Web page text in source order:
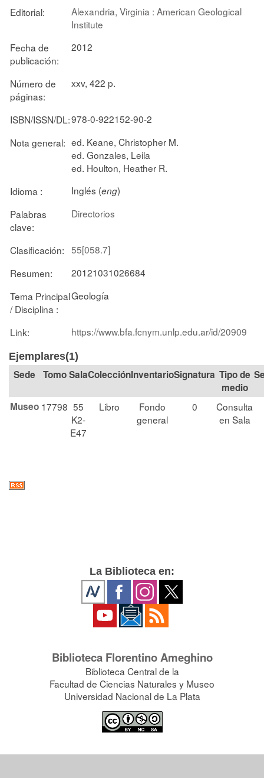
Editorial:
Alexandria, Virginia : American Geological
Institute
Fecha de
publicación:
2012
Número de
páginas:
xxv, 422 p.
ISBN/ISSN/DL:978-0-922152-90-2
Nota general: ed. Keane, Christopher M.
ed. Gonzales, Leila
ed. Houlton, Heather R.
Idioma :
Inglés (eng)
Palabras
clave:
Directorios
Clasificación: 55[058.7]
Resumen:
20121031026684
Tema Principal
/ Disciplina :
Geología
Link: https://www.bfa.fcnym.unlp.edu.ar/id/20909
Ejemplares(1)
Tomo SalaColección Signatura Tipo de
medio
Museo 17798 55
K2-
E47
Libro
Fondo
general
0
Consulta
en Sala
La Biblioteca en:
Biblioteca Florentino Ameghino
Biblioteca Central de la
Facultad de Ciencias Naturales y Museo
Universidad Nacional de La Plata